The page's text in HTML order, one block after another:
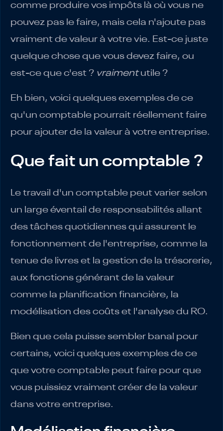
comme produire vos impôts là où vous ne
pouvez pas le faire, mais cela n'ajoute pas
vraiment de valeur à votre vie. Est-ce juste
quelque chose que vous devez faire, ou
est-ce que c'est ? vraimentutile ?
Eh bien, voici quelques exemples de ce
qu'un comptable pourrait réellement faire
pour ajouter de la valeur à votre entreprise.
Que fait un comptable ?
Le travail d'un comptable peut varier selon
un large éventail de responsabilités allant
des tâches quotidiennes qui assurent le
fonctionnement de l'entreprise, comme la
tenue de livres et la gestion de la trésorerie,
aux fonctions générant de la valeur
comme la planification financière, la
modélisation des coûts et l'analyse du RO.
Bien que cela puisse sembler banal pour
certains, voici quelques exemples de ce
que votre comptable peut faire pour que
vous puissiez vraiment créer de la valeur
dans votre entreprise.